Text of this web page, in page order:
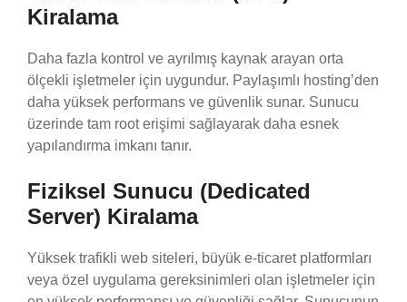
Kiralama
Daha fazla kontrol ve ayrılmış kaynak arayan orta
ölçekli işletmeler için uygundur. Paylaşımlı hosting’den
daha yüksek performans ve güvenlik sunar. Sunucu
üzerinde tam root erişimi sağlayarak daha esnek
yapılandırma imkanı tanır.
Fiziksel Sunucu (Dedicated
Server) Kiralama
Yüksek trafikli web siteleri, büyük e-ticaret platformları
veya özel uygulama gereksinimleri olan işletmeler için